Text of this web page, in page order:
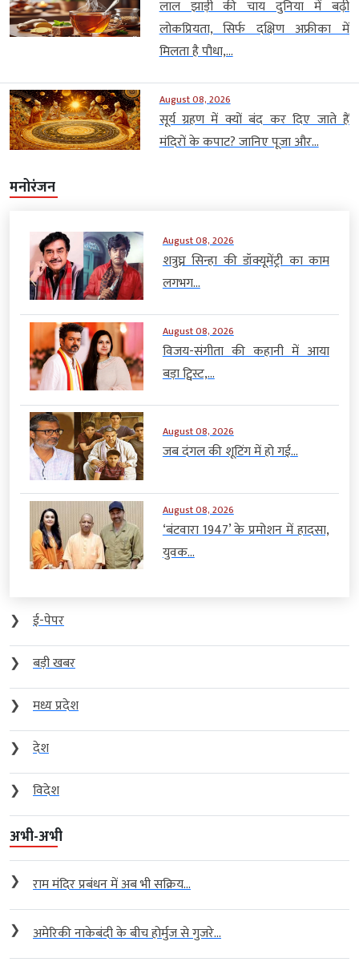
लाल झाड़ी की चाय दुनिया में बढ़ी
लोकप्रियता, सिर्फ दक्षिण अफ्रीका में
मिलता है पौधा,...
August 08, 2026
सूर्य ग्रहण में क्यों बंद कर दिए जाते हैं
मंदिरों के कपाट? जानिए पूजा और...
मनोरंजन
August 08, 2026
शत्रुघ्न सिन्हा की डॉक्यूमेंट्री का काम
लगभग...
August 08, 2026
विजय-संगीता की कहानी में आया
बड़ा ट्विस्ट,...
August 08, 2026
जब दंगल की शूटिंग में हो गई...
August 08, 2026
‘बंटवारा 1947’ के प्रमोशन में हादसा,
युवक...
❯
ई-पेपर
❯
बड़ी खबर
❯
मध्य प्रदेश
❯
देश
❯
विदेश
अभी-अभी
❯ राम मंदिर प्रबंधन में अब भी सक्रिय...
❯ अमेरिकी नाकेबंदी के बीच होर्मुज से गुजरे...